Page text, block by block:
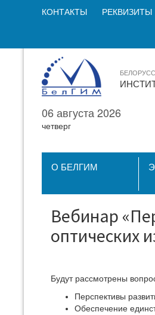
КОНТАКТЫ РЕКВИЗИТЫ
06 августа 2026
четверг
О БЕЛГИМ
Вебинар
оптических
Будут рассмотрены
Перспективы
Обеспечение